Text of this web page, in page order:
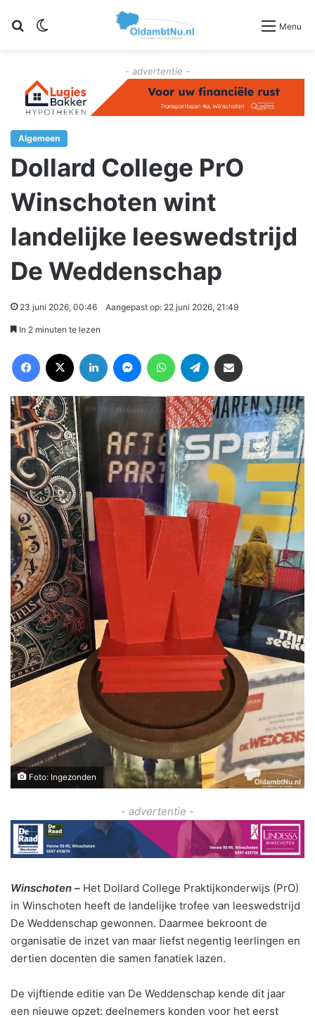
Zoeken Menu
- advertentie -
Algemeen
Dollard College PrO
Winschoten wint
landelijke leeswedstrijd
De Weddenschap
23 juni 2026, 00:46 Aangepast op: 22 juni 2026, 21:49
In 2 minuten te lezen
Foto: Ingezonden
- advertentie -
Winschoten – Het Dollard College Praktijkonderwijs (PrO)
in Winschoten heeft de landelijke trofee van leeswedstrijd
De Weddenschap gewonnen. Daarmee bekroont de
organisatie de inzet van maar liefst negentig leerlingen en
dertien docenten die samen fanatiek lazen.
De vijftiende editie van De Weddenschap kende dit jaar
een nieuwe opzet: deelnemers konden voor het eerst